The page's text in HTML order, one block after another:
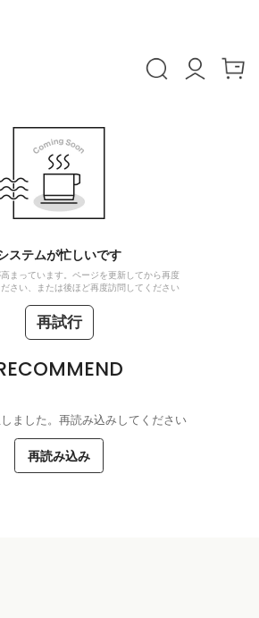
ステムが忙しいです
まっています。ページを更新してから再度
さい、または後ほど再度訪問してください
再試行
ました。再読み込みしてください
再読み込み